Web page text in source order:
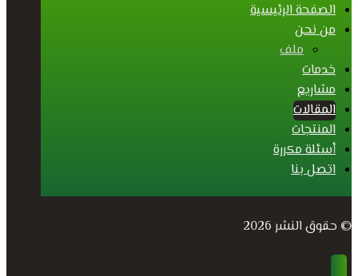
الصفحة الرئيسية
من نحن
ملف
خدمات
مشاريع
المقالات
المنتجات
أسئلة مكررة
اتصل بنا
© حقوق النشر 2026